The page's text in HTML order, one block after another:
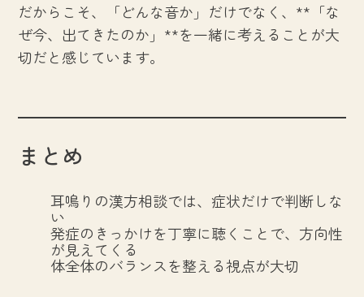
だからこそ、「どんな音か」だけでなく、**「な
ぜ今、出てきたのか」**を一緒に考えることが大
切だと感じています。
まとめ
耳鳴りの漢方相談では、症状だけで判断しな
い
発症のきっかけを丁寧に聴くことで、方向性
が見えてくる
体全体のバランスを整える視点が大切